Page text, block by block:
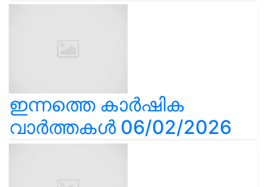
ഇന്നത്തെ കാർഷിക
വാർത്തകൾ 06/02/2026